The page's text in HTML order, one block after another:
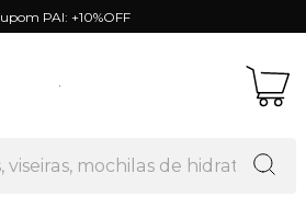
PAI: +10%OFF